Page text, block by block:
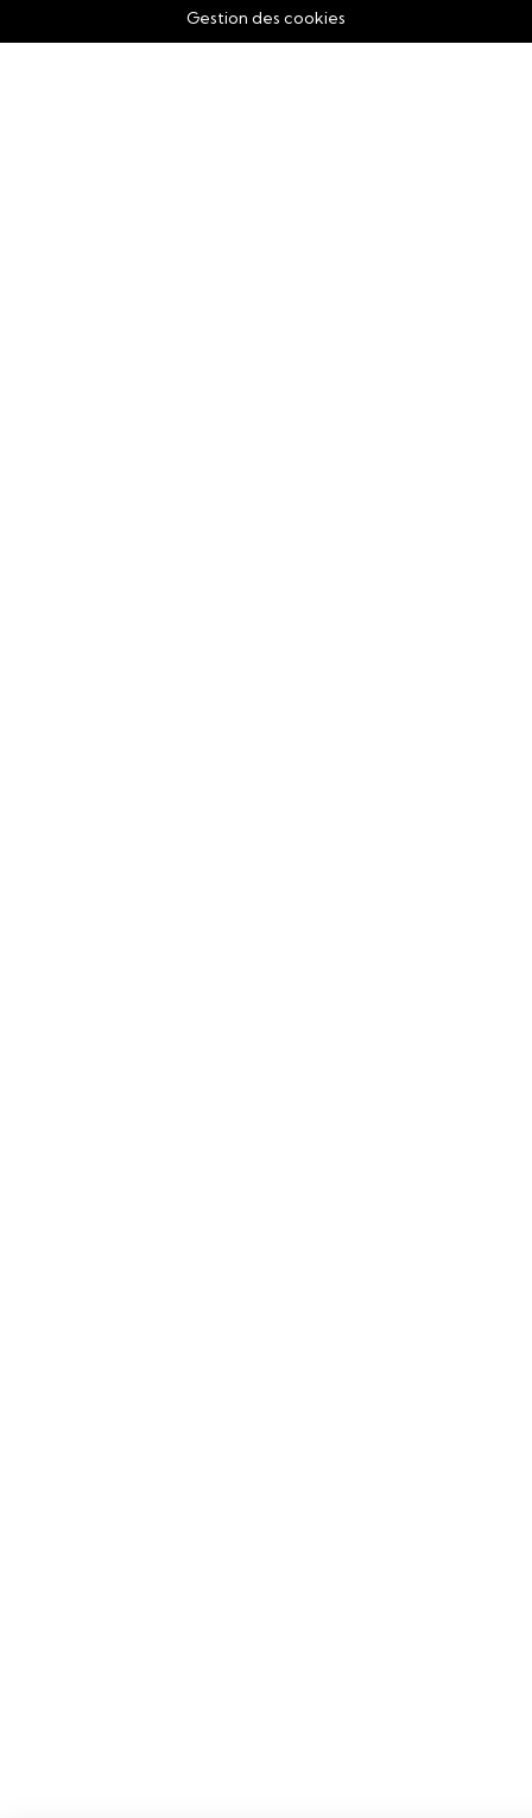
Gestion des cookies